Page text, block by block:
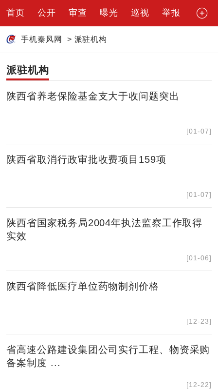
首页 公开 审查 曝光 巡视 举报
手机秦风网 > 派驻机构
派驻机构
陕西省养老保险基金支大于收问题突出
[01-07]
陕西省取消行政审批收费项目159项
[01-07]
陕西省国家税务局2004年执法监察工作取得
实效
[01-06]
陕西省降低医疗单位药物制剂价格
[12-23]
省高速公路建设集团公司实行工程、物资采购
备案制度 ...
[12-22]